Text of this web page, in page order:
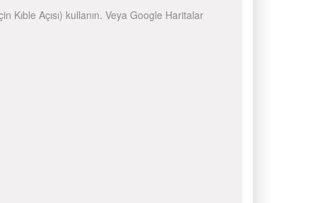
Kıble Açısı) kullanın. Veya Google Haritalar